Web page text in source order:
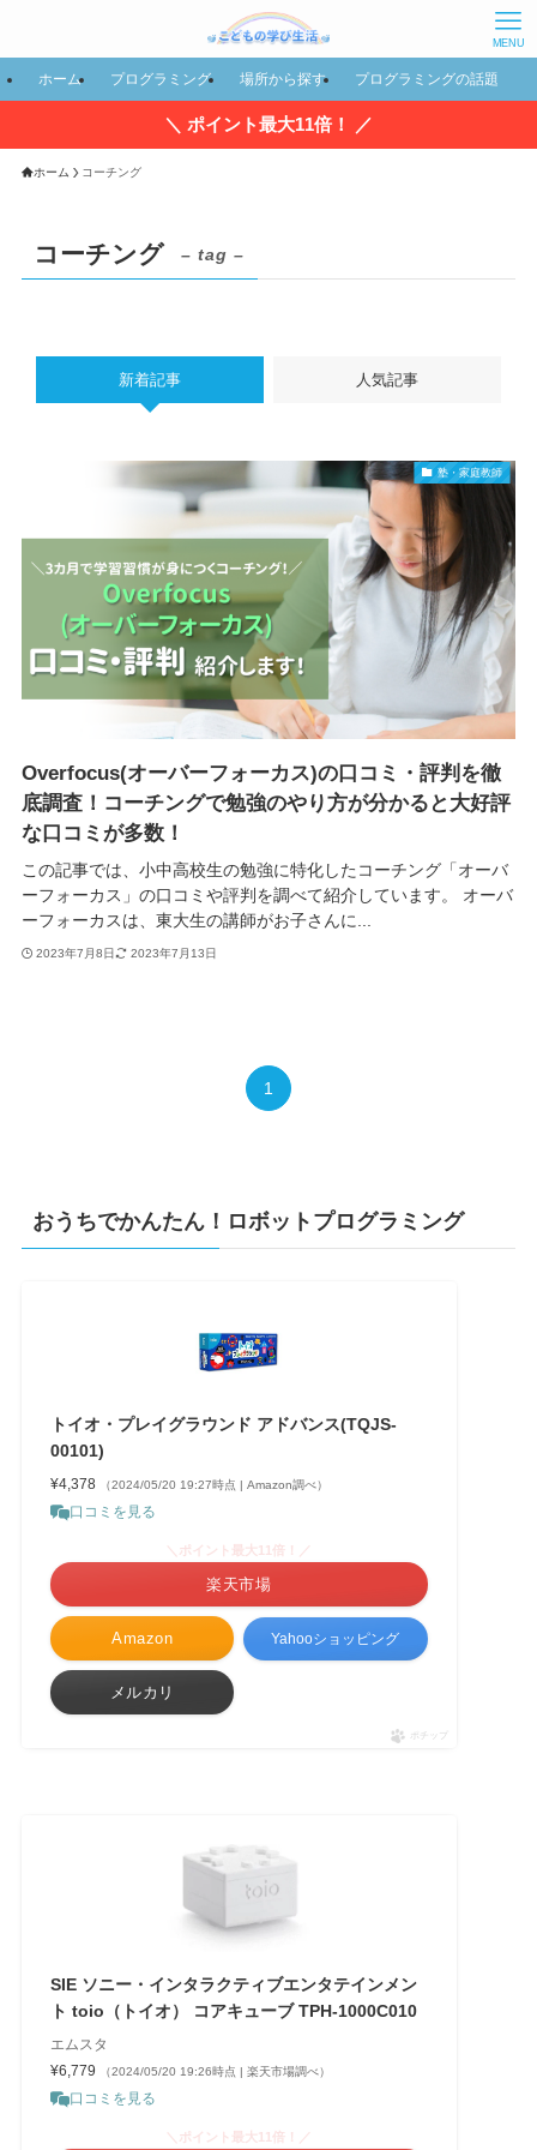
MENU
ホーム プログラミング 場所から探す プログラミングの話題
＼ ポイント最大11倍！ ／
ホーム コーチング
コーチング – tag –
新着記事 人気記事
塾・家庭教師
Overfocus(オーバーフォーカス)の口コミ・評判を徹
底調査！コーチングで勉強のやり方が分かると大好評
な口コミが多数！
この記事では、小中高校生の勉強に特化したコーチング「オーバ
ーフォーカス」の口コミや評判を調べて紹介しています。 オーバ
ーフォーカスは、東大生の講師がお子さんに...
2023年7月8日 2023年7月13日
1
おうちでかんたん！ロボットプログラミング
トイオ・プレイグラウンド アドバンス(TQJS-
00101)
¥4,378 （2024/05/20 19:27時点 | Amazon調べ）
口コミを見る
Amazon
＼ポイント最大11倍！／
楽天市場
Yahooショッピング
メルカリ
ポチップ
SIE ソニー・インタラクティブエンタテインメン
ト toio（トイオ） コアキューブ TPH-1000C010
エムスタ
¥6,779
（2024/05/20 19:26時点 | 楽天市場調べ）
口コミを見る
＼ポイント最大11倍！／